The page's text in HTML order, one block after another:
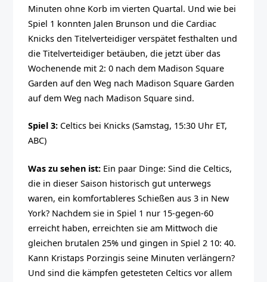
Minuten ohne Korb im vierten Quartal. Und wie bei
Spiel 1 konnten Jalen Brunson und die Cardiac
Knicks den Titelverteidiger verspätet festhalten und
die Titelverteidiger betäuben, die jetzt über das
Wochenende mit 2: 0 nach dem Madison Square
Garden auf den Weg nach Madison Square Garden
auf dem Weg nach Madison Square sind.
Spiel 3: Celtics bei Knicks (Samstag, 15:30 Uhr ET,
ABC)
Was zu sehen ist: Ein paar Dinge: Sind die Celtics,
die in dieser Saison historisch gut unterwegs
waren, ein komfortableres Schießen aus 3 in New
York? Nachdem sie in Spiel 1 nur 15-gegen-60
erreicht haben, erreichten sie am Mittwoch die
gleichen brutalen 25% und gingen in Spiel 2 10: 40.
Kann Kristaps Porzingis seine Minuten verlängern?
Und sind die kämpfen getesteten Celtics vor allem